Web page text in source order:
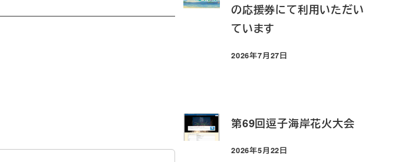
の応援券にて利用いただい
ています
投稿日
2026年7月27日
第69回逗子海岸花火大会
投稿日
2026年5月22日